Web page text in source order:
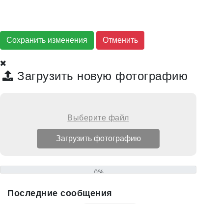
Сохранить изменения
Загрузить новую фотографию
Выберите файл
0%
Последние сообщения